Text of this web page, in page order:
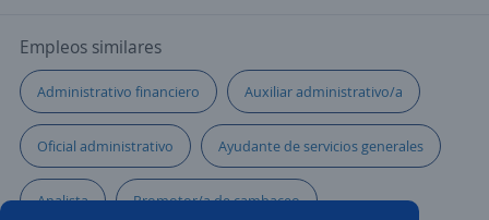
Empleos similares
Administrativo financiero Auxiliar administrativo/a
Oficial administrativo Ayudante de servicios generales
Analista Promotor/a de cambaceo